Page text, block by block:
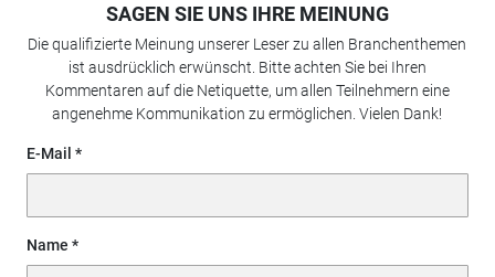
SAGEN SIE UNS IHRE MEINUNG
Die qualifizierte Meinung unserer Leser zu allen Branchenthemen
ist ausdrücklich erwünscht. Bitte achten Sie bei Ihren
Kommentaren auf die Netiquette, um allen Teilnehmern eine
angenehme Kommunikation zu ermöglichen. Vielen Dank!
E-Mail
Name